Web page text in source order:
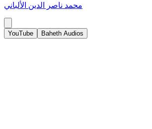
محمد ناصر الدين الألباني
YouTube Baheth Audios